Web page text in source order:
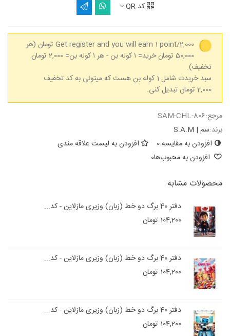
کد QR
Get register and you will earn 1 point/2,000 تومان
(هر
50,000 تومان خرید= ۱ کوله بن - هر ۱ کوله بن= 2,000 تومان
تخفیف).
سبد خریدت شامل 1 کوله بن هست که میتونی به کد تخفیف
2,000 تومان تبدیل کنی.
مرجع:SAM-CHL-806
برند:سم | S.A.M
افزودن به مقایسه0
افزودن به لیست علاقه مندی
افزودن به محبوب‌ها0
محصولات مشابه
دفتر 40 برگ دو خط (زبان) وزیری مازلاین - کد...
104,200 تومان
دفتر 40 برگ دو خط (زبان) وزیری مازلاین - کد...
104,200 تومان
دفتر 40 برگ دو خط (زبان) وزیری مازلاین - کد...
104,200 تومان